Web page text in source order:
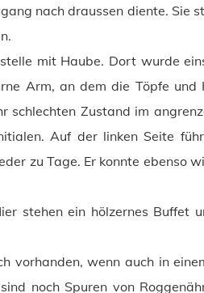
nach draussen diente. Sie
mit Haube. Dort wurde
Arm, an dem die Töpfe und
schlechten Zustand im
Auf der linken Seite
zu Tage. Er konnte ebenso
stehen ein hölzernes Buffet
vorhanden, wenn auch in
noch Spuren von